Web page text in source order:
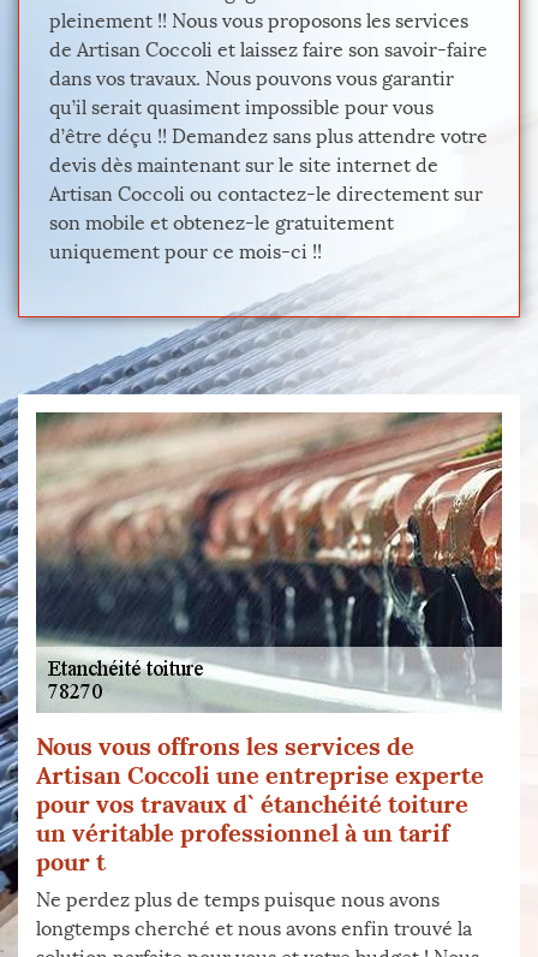
pleinement !! Nous vous proposons les services
de Artisan Coccoli et laissez faire son savoir-faire
dans vos travaux. Nous pouvons vous garantir
qu’il serait quasiment impossible pour vous
d’être déçu !! Demandez sans plus attendre votre
devis dès maintenant sur le site internet de
Artisan Coccoli ou contactez-le directement sur
son mobile et obtenez-le gratuitement
uniquement pour ce mois-ci !!
Nous vous offrons les services de
Artisan Coccoli une entreprise experte
pour vos travaux d` étanchéité toiture
un véritable professionnel à un tarif
pour t
Ne perdez plus de temps puisque nous avons
longtemps cherché et nous avons enfin trouvé la